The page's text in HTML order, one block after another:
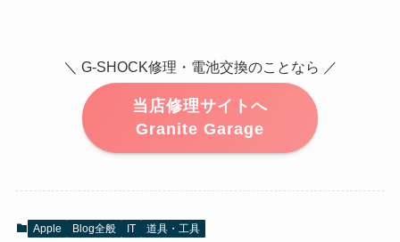
＼ G-SHOCK修理・電池交換のことなら ／
当店修理サイトへ
Granite Garage
Apple Blog全般 IT 道具・工具